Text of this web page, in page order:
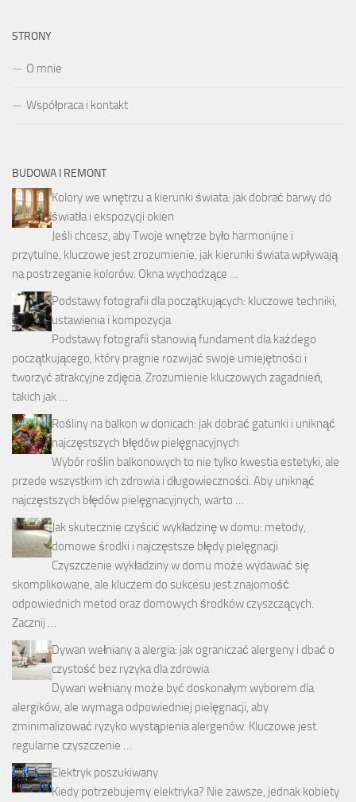
STRONY
O mnie
Współpraca i kontakt
BUDOWA I REMONT
Kolory we wnętrzu a kierunki świata: jak dobrać barwy do
światła i ekspozycji okien
Jeśli chcesz, aby Twoje wnętrze było harmonijne i
przytulne, kluczowe jest zrozumienie, jak kierunki świata wpływają
na postrzeganie kolorów. Okna wychodzące …
Podstawy fotografii dla początkujących: kluczowe techniki,
ustawienia i kompozycja
Podstawy fotografii stanowią fundament dla każdego
początkującego, który pragnie rozwijać swoje umiejętności i
tworzyć atrakcyjne zdjęcia. Zrozumienie kluczowych zagadnień,
takich jak …
Rośliny na balkon w donicach: jak dobrać gatunki i uniknąć
najczęstszych błędów pielęgnacyjnych
Wybór roślin balkonowych to nie tylko kwestia estetyki, ale
przede wszystkim ich zdrowia i długowieczności. Aby uniknąć
najczęstszych błędów pielęgnacyjnych, warto …
Jak skutecznie czyścić wykładzinę w domu: metody,
domowe środki i najczęstsze błędy pielęgnacji
Czyszczenie wykładziny w domu może wydawać się
skomplikowane, ale kluczem do sukcesu jest znajomość
odpowiednich metod oraz domowych środków czyszczących.
Zacznij …
Dywan wełniany a alergia: jak ograniczać alergeny i dbać o
czystość bez ryzyka dla zdrowia
Dywan wełniany może być doskonałym wyborem dla
alergików, ale wymaga odpowiedniej pielęgnacji, aby
zminimalizować ryzyko wystąpienia alergenów. Kluczowe jest
regularne czyszczenie …
Elektryk poszukiwany
Kiedy potrzebujemy elektryka? Nie zawsze, jednak kobiety